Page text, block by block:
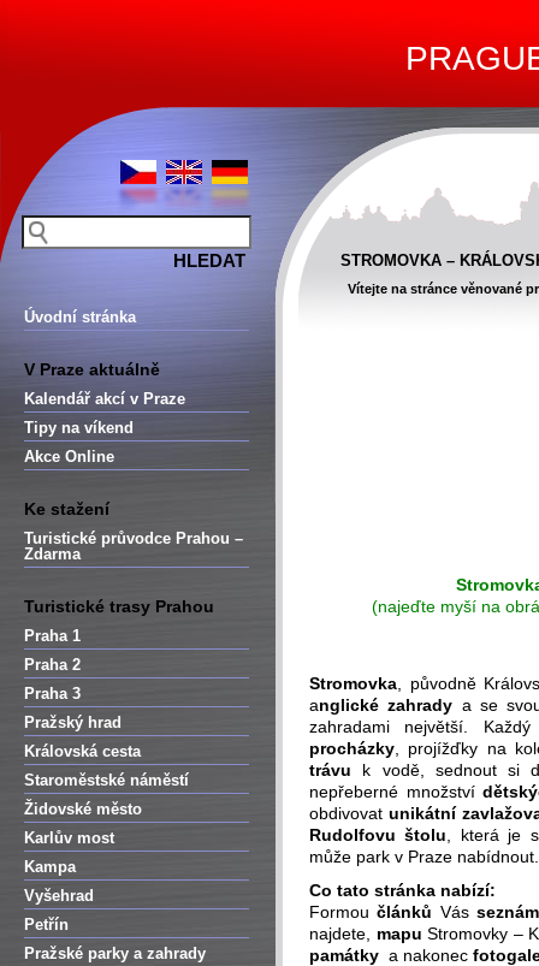
Úvodní stránka
V Praze aktuálně
Kalendář akcí v Praze
Tipy na víkend
Akce Online
Ke stažení
Turistické průvodce Prahou –
Zdarma
Turistické trasy Prahou
Praha 1
Praha 2
Praha 3
Pražský hrad
Královská cesta
Staroměstské náměstí
Židovské město
Karlův most
Kampa
Vyšehrad
Petřín
Pražské parky a zahrady
STROMOVKA –
Vítejte na stránce věnované
(najeďte myší na
Stromovka , původně
anglické zahrady a se
zahradami největší.
procházky , projížďky na
trávu k vodě, sednout si
nepřeberné množství
obdivovatunikátní
Rudolfovu štolu , která je
může park v Praze nabídnout.
Co tato stránka nabízí:
Formoučlánků Vás
najdete, mapu Stromovky –
památky a nakonec